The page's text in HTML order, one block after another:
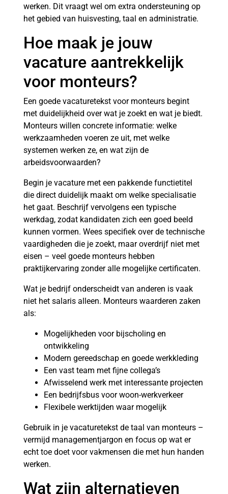
werken. Dit vraagt wel om extra ondersteuning op
het gebied van huisvesting, taal en administratie.
Hoe maak je jouw
vacature aantrekkelijk
voor monteurs?
Een goede vacaturetekst voor monteurs begint
met duidelijkheid over wat je zoekt en wat je biedt.
Monteurs willen concrete informatie: welke
werkzaamheden voeren ze uit, met welke
systemen werken ze, en wat zijn de
arbeidsvoorwaarden?
Begin je vacature met een pakkende functietitel
die direct duidelijk maakt om welke specialisatie
het gaat. Beschrijf vervolgens een typische
werkdag, zodat kandidaten zich een goed beeld
kunnen vormen. Wees specifiek over de technische
vaardigheden die je zoekt, maar overdrijf niet met
eisen – veel goede monteurs hebben
praktijkervaring zonder alle mogelijke certificaten.
Wat je bedrijf onderscheidt van anderen is vaak
niet het salaris alleen. Monteurs waarderen zaken
als:
Mogelijkheden voor bijscholing en
ontwikkeling
Modern gereedschap en goede werkkleding
Een vast team met fijne collega’s
Afwisselend werk met interessante projecten
Een bedrijfsbus voor woon-werkverkeer
Flexibele werktijden waar mogelijk
Gebruik in je vacaturetekst de taal van monteurs –
vermijd managementjargon en focus op wat er
echt toe doet voor vakmensen die met hun handen
werken.
Wat zijn alternatieven